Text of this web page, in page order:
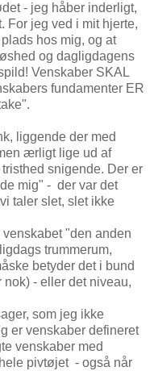
- jeg håber inderligt,
For jeg ved i mit hjerte,
hos mig, og at
og dagligdagens
Venskaber SKAL
fundamenter ER
liggende der med
ærligt lige ud af
snigende. Der er
mig" - der var det
taler slet, slet ikke
"den anden
trummerum,
betyder det i bund
- eller det niveau,
som jeg ikke
er venskaber defineret
venskaber med
pivtøjet - også når